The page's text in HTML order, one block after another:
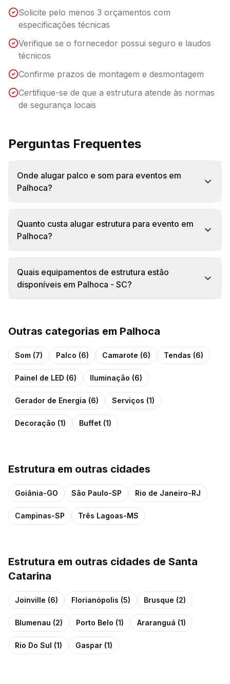
Solicite pelo menos 3 orçamentos com
especificações técnicas
Verifique se o fornecedor possui seguro e laudos
técnicos
Confirme prazos de montagem e desmontagem
Certifique-se de que a estrutura atende às normas
de segurança locais
Perguntas Frequentes
Onde alugar palco e som para eventos em
Palhoca?
Quanto custa alugar estrutura para evento em
Palhoca?
Quais equipamentos de estrutura estão
disponíveis em Palhoca - SC?
Outras categorias em Palhoca
Som (7) Palco (6) Camarote (6) Tendas (6)
Painel de LED (6) Iluminação (6)
Gerador de Energia (6) Serviços (1)
Decoração (1) Buffet (1)
Estrutura em outras cidades
Goiânia-GO São Paulo-SP Rio de Janeiro-RJ
Campinas-SP Três Lagoas-MS
Estrutura em outras cidades de Santa
Catarina
Joinville (6) Florianópolis (5) Brusque (2)
Blumenau (2) Porto Belo (1) Araranguá (1)
Rio Do Sul (1) Gaspar (1)